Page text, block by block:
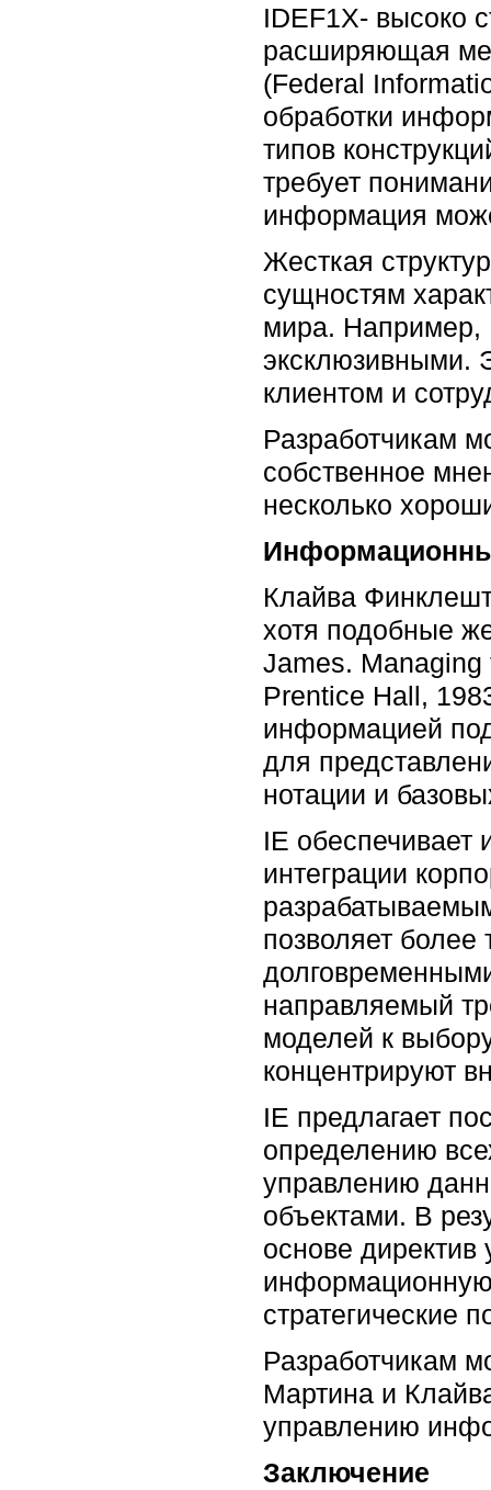
IDEF1X- высоко
расширяющая
(Federal
обработки
типов
требует
информация
Жесткая
сущностям
мира. Например,
эксклюзивными.
клиентом и
Разработчикам
собственное
несколько
Клайва
хотя подобные
James.
Prentice Hall,
информацией
для
нотации и
IE обеспечивает
интеграции
позволяет
направляемый
моделей к
концентрируют
IE предлагает
определению
управлению
объектами. В
основе
информационную
стратегические
Разработчикам
Мартина и
управлению
Заключение